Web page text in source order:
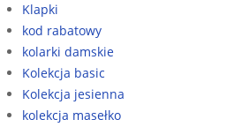
Klapki
kod rabatowy
kolarki damskie
Kolekcja basic
Kolekcja jesienna
kolekcja masełko